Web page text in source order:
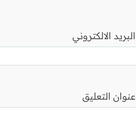
البريد الالكتروني
عنوان التعليق